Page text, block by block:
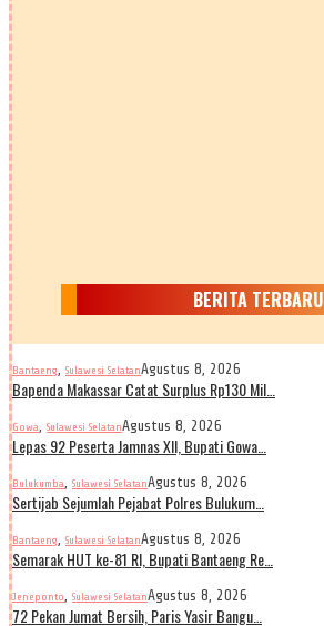
BERITA TERBARU
Bantaeng, Sulawesi SelatanAgustus 8, 2026
Bapenda Makassar Catat Surplus Rp130 Mil…
Gowa, Sulawesi SelatanAgustus 8, 2026
Lepas 92 Peserta Jamnas XII, Bupati Gowa…
Bulukumba, Sulawesi SelatanAgustus 8, 2026
Sertijab Sejumlah Pejabat Polres Bulukum…
Bantaeng, Sulawesi SelatanAgustus 8, 2026
Semarak HUT ke-81 RI, Bupati Bantaeng Re…
Jeneponto, Sulawesi SelatanAgustus 8, 2026
72 Pekan Jumat Bersih, Paris Yasir Bangu…